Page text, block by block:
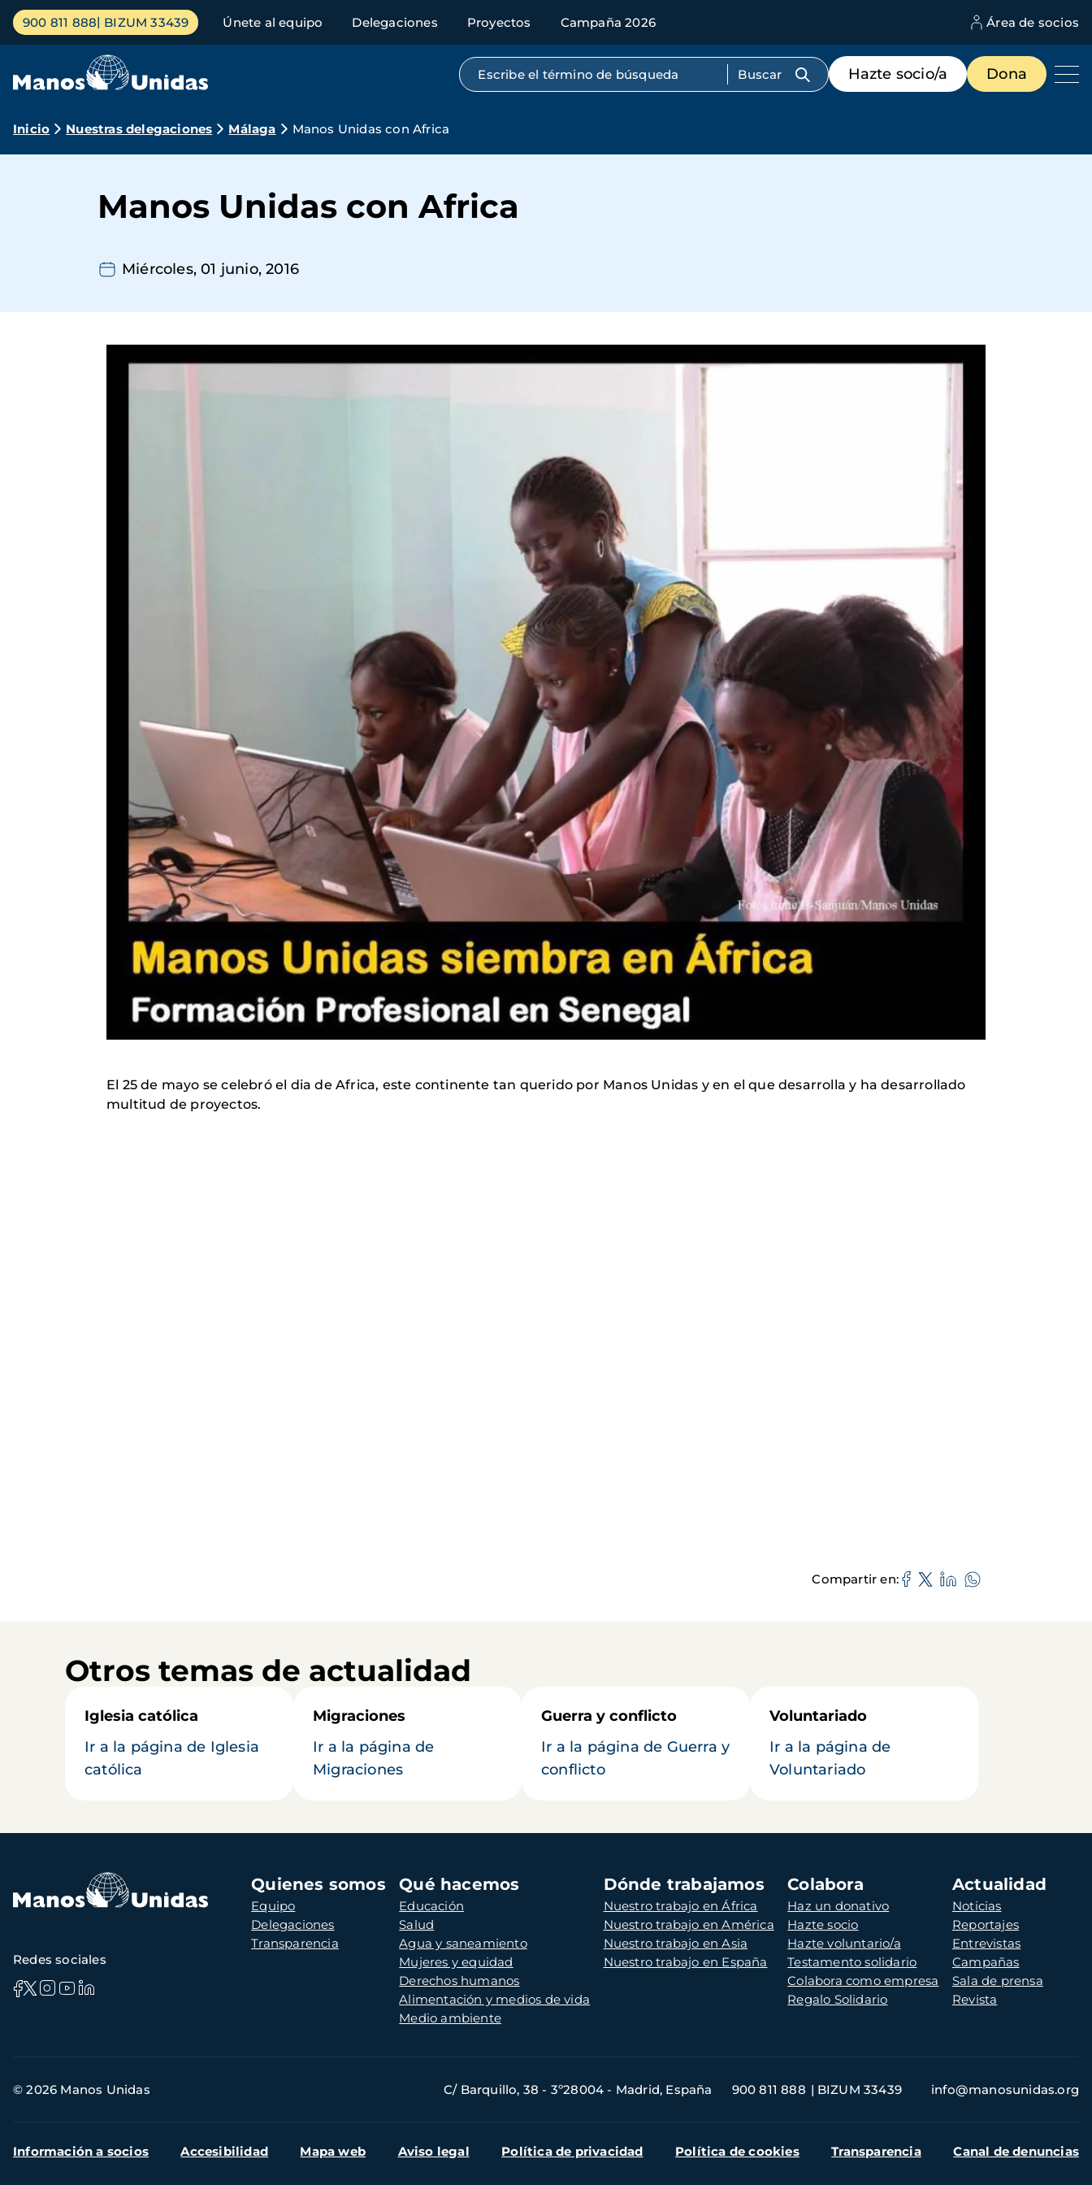
Pasar
contenido
Menú
principal
900 811 888 BIZUM 33439 Únete al equipo Delegaciones Proyectos Campaña 2026 Área de socios
Búsqueda por texto completo
Menú
de
destacados
Hazte socio/a Dona
Ruta
navegación
Inicio Nuestras delegaciones Málaga Manos Unidas con Africa
Manos Unidas con Africa
Miércoles, 01 junio, 2016
El 25 de mayo se celebró el dia de Africa, este continente tan querido por Manos Unidas y en el que desarrolla y ha desarrollado
multitud de proyectos.
Compartir en
Otros temas de actualidad
Iglesia católica
Ir a la página de Iglesia
católica
Migraciones
Ir a la página de
Migraciones
Guerra y conflicto
Ir a la página de Guerra y
conflicto
Voluntariado
Ir a la página de
Voluntariado
Navegación
principal
Quienes somos
Equipo
Delegaciones
Transparencia
Qué hacemos
Educación
Salud
Agua y saneamiento
Mujeres y equidad
Derechos humanos
Alimentación y medios de vida
Medio ambiente
Dónde trabajamos
Nuestro trabajo en África
Nuestro trabajo en América
Nuestro trabajo en Asia
Nuestro trabajo en España
Colabora
Haz un donativo
Hazte socio
Hazte voluntario/a
Testamento solidario
Colabora como empresa
Regalo Solidario
Actualidad
Noticias
Reportajes
Entrevistas
Campañas
Sala de prensa
Revista
Redes sociales
de
© 2026 Manos Unidas C/ Barquillo, 38 - 3º28004 - Madrid, España 900 811 888 BIZUM 33439 info@manosunidas.org
Menú
Información a socios Accesibilidad Mapa web Aviso legal Política de privacidad Política de cookies Transparencia Canal de denuncias